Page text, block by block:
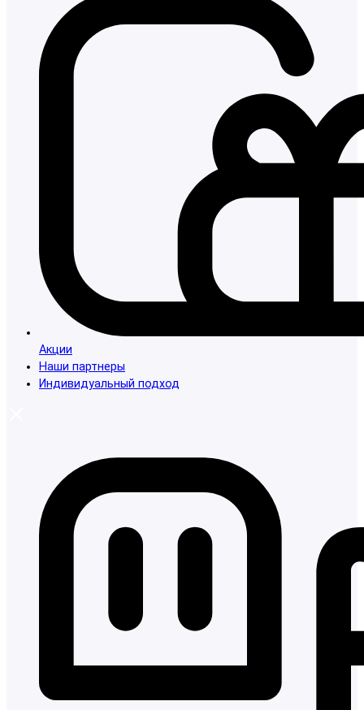
Акции
Наши партнеры
Индивидуальный подход